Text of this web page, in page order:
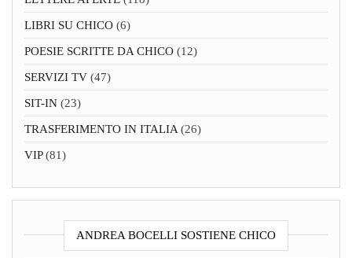
LIBRI SU CHICO (6)
POESIE SCRITTE DA CHICO (12)
SERVIZI TV (47)
SIT-IN (23)
TRASFERIMENTO IN ITALIA (26)
VIP(81)
ANDREA BOCELLI SOSTIENE CHICO